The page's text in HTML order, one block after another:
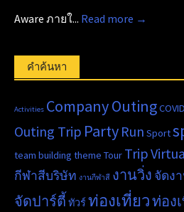
Aware ภายใ... Read more →
คำค้นหา
Activities Company Outing
Outing Trip Party Run Sport
team building theme Tour Trip
กีฬาสีบริษัท งานกีฬาสี งานวิ่ง จัดง
จัดปาร์ตี้ ทัวร์ท่องเที่ยวท่อง